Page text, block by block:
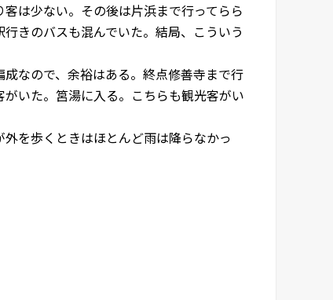
は少ない。その後は片浜まで行ってらら
きのバスも混んでいた。結局、こういう
なので、余裕はある。終点修善寺まで行
いた。筥湯に入る。こちらも観光客がい
を歩くときはほとんど雨は降らなかっ